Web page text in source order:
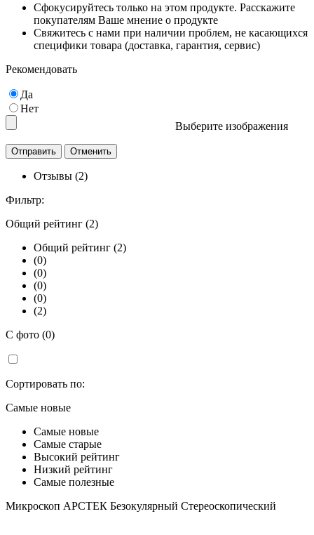
Сфокусируйтесь только на этом продукте. Расскажите
покупателям Ваше мнение о продукте
Свяжитесь с нами при наличии проблем, не касающихся
специфики товара (доставка, гарантия, сервис)
Рекомендовать
Да
Нет
Выберите изображения
Отзывы (2)
Фильтр:
Общий рейтинг (2)
Общий рейтинг (2)
(0)
(0)
(0)
(0)
(2)
С фото (0)
Сортировать по:
Самые новые
Самые новые
Самые старые
Высокий рейтинг
Низкий рейтинг
Самые полезные
Микроскоп АРСТЕК Безокулярный Стереоскопический